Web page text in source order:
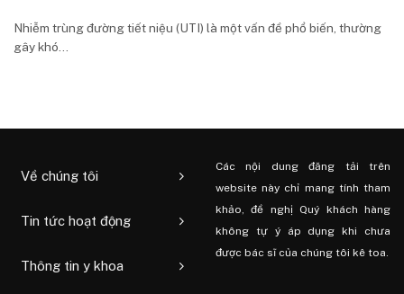
Nhiễm trùng đường tiết niệu (UTI) là một vấn đề phổ biến, thường
gây khó...
Về chúng tôi
Tin tức hoạt động
Thông tin y khoa
Các nội dung đăng tải trên
website này chỉ mang tính tham
khảo, đề nghị Quý khách hàng
không tự ý áp dụng khi chưa
được bác sĩ của chúng tôi kê toa.